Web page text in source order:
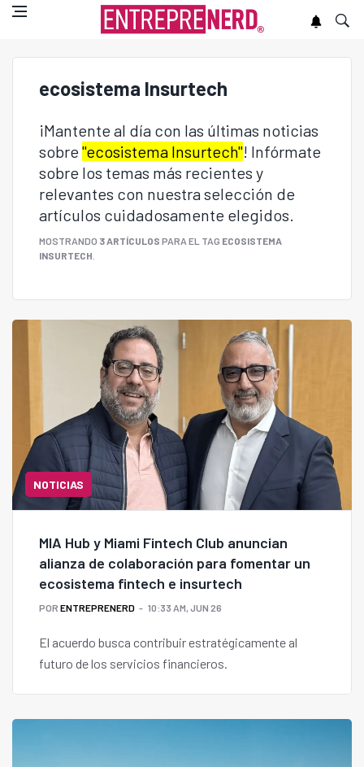
ecosistema Insurtech
¡Mantente al día con las últimas noticias
sobre "ecosistema Insurtech"! Infórmate
sobre los temas más recientes y
relevantes con nuestra selección de
artículos cuidadosamente elegidos.
MOSTRANDO 3 ARTÍCULOS PARA EL TAG ECOSISTEMA
INSURTECH
NOTICIAS
MIA Hub y Miami Fintech Club anuncian
alianza de colaboración para fomentar un
ecosistema fintech e insurtech
POR ENTREPRENERD 10:33 AM, JUN 26
El acuerdo busca contribuir estratégicamente al
futuro de los servicios financieros.